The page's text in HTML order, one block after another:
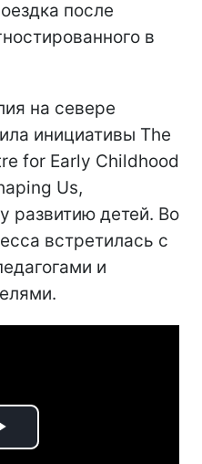
после
в
на севере
инициативы The
for Early Childhood
Us,
развитию детей. Во
встретилась с
и